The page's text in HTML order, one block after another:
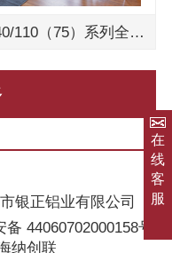
140/110（75）系列全隐幕墙
银正铝业有限公司
44060702000158号
纳创联
在
线
客
服